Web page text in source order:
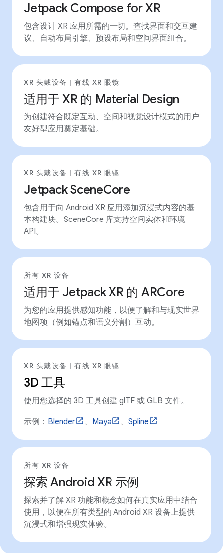
Jetpack Compose for XR
包含设计 XR 应用所需的一切。查找界面和交互建
议、自动布局引擎、预设布局和空间界面组合。
XR 头戴设备 | 有线 XR 眼镜
适用于 XR 的 Material Design
为创建符合既定互动、空间和视觉设计模式的用户
友好型应用奠定基础。
XR 头戴设备 | 有线 XR 眼镜
Jetpack SceneCore
包含用于向 Android XR 应用添加沉浸式内容的基
本构建块。SceneCore 库支持空间实体和环境
API。
所有 XR 设备
适用于 Jetpack XR 的 ARCore
为您的应用提供感知功能，以便了解和与现实世界
地图项（例如锚点和语义分割）互动。
XR 头戴设备 | 有线 XR 眼镜
3D 工具
使用您选择的 3D 工具创建 glTF 或 GLB 文件。
示例： Blender 、 Maya 、 Spline
所有 XR 设备
探索 Android XR 示例
探索并了解 XR 功能和概念如何在真实应用中结合
使用，以便在所有类型的 Android XR 设备上提供
沉浸式和增强现实体验。